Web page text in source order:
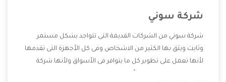
شركة سوني
شركة سوني من الشركات القديمة التى تتواجد بشكل مستمر
وثابت ويثق بها الكثير من الاشخاص وفى كل الأجهزة التى تقدمها
لأنها تعمل على تطوير كل ما يتوافر فى الأسواق ولأنها شركة